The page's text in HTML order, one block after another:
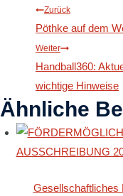
Zurück
Pöthke auf dem
Weiter
Handball360:
wichtige Hinweise
Ähnliche
Gesellschaftliches